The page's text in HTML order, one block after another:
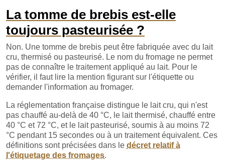
La tomme de brebis est-elle
toujours pasteurisée ?
Non. Une tomme de brebis peut être fabriquée avec du lait
cru, thermisé ou pasteurisé. Le nom du fromage ne permet
pas de connaître le traitement appliqué au lait. Pour le
vérifier, il faut lire la mention figurant sur l'étiquette ou
demander l'information au fromager.
La réglementation française distingue le lait cru, qui n'est
pas chauffé au-delà de 40 °C, le lait thermisé, chauffé entre
40 °C et 72 °C, et le lait pasteurisé, soumis à au moins 72
°C pendant 15 secondes ou à un traitement équivalent. Ces
définitions sont précisées dans le décret relatif à
l'étiquetage des fromages.